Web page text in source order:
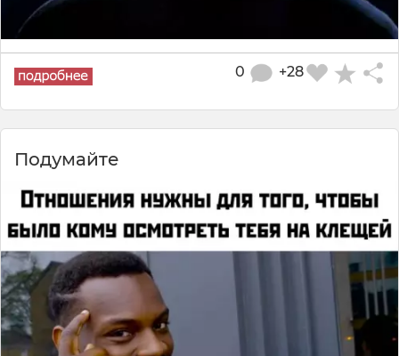
+28
0
Подумайте